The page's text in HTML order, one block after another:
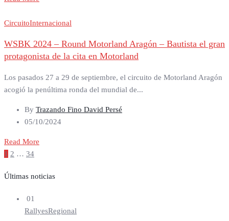
CircuitoInternacional
WSBK 2024 – Round Motorland Aragón – Bautista el gran
protagonista de la cita en Motorland
Los pasados 27 a 29 de septiembre, el circuito de Motorland Aragón
acogió la penúltima ronda del mundial de...
By Trazando Fino David Persé
05/10/2024
Read More
Paginación
entradas
1 2 … 34
Últimas noticias
01
RallyesRegional